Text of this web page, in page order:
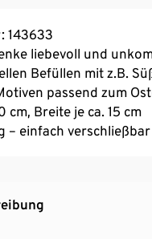
143633
liebevoll und
Befüllen mit z.B.
passend zum
cm, Breite je ca. 15 cm
– einfach